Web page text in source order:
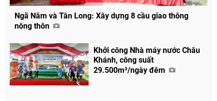
Ngã Năm và Tân Long: Xây dựng 8 cầu giao thông
nông thôn
Khởi công Nhà máy nước Châu
Khánh, công suất
29.500m³/ngày đêm